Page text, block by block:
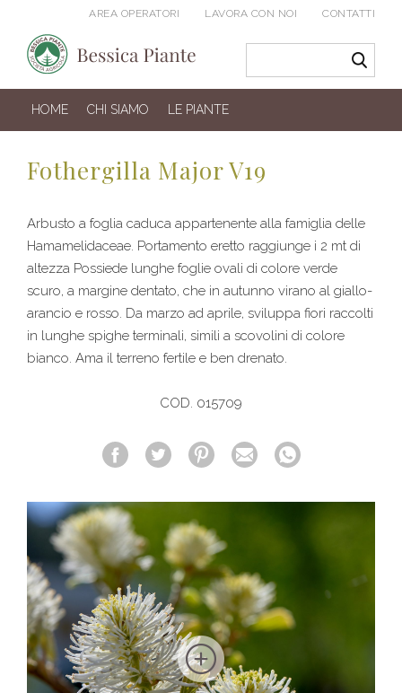
AREA OPERATORI LAVORA CON NOI CONTATTI
HOME CHI SIAMO LE PIANTE
Fothergilla Major V19
Arbusto a foglia caduca appartenente alla famiglia delle
Hamamelidaceae. Portamento eretto raggiunge i 2 mt di
altezza Possiede lunghe foglie ovali di colore verde
scuro, a margine dentato, che in autunno virano al giallo-
arancio e rosso. Da marzo ad aprile, sviluppa fiori raccolti
in lunghe spighe terminali, simili a scovolini di colore
bianco. Ama il terreno fertile e ben drenato.
COD. 015709